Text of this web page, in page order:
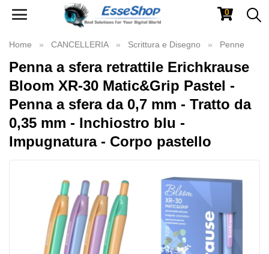
Toggle
0
Home CANCELLERIA Scrittura e Disegno Penne
Penna a sfera retrattile Erichkrause
Bloom XR-30 Matic&Grip Pastel -
Penna a sfera da 0,7 mm - Tratto da
0,35 mm - Inchiostro blu -
Impugnatura - Corpo pastello